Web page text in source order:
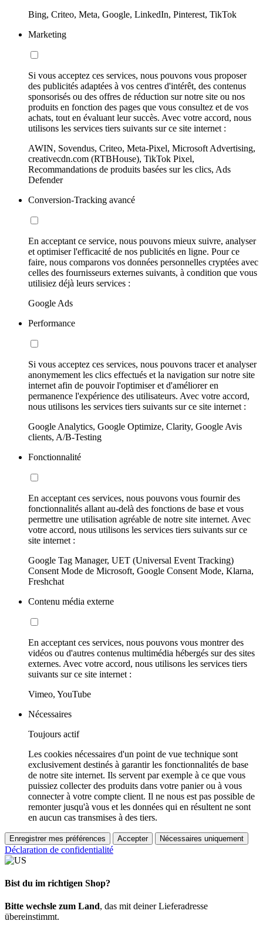
Bing, Criteo, Meta, Google, LinkedIn, Pinterest, TikTok
Marketing
Si vous acceptez ces services, nous pouvons vous proposer
des publicités adaptées à vos centres d'intérêt, des contenus
sponsorisés ou des offres de réduction sur notre site ou nos
produits en fonction des pages que vous consultez et de vos
achats, tout en évaluant leur succès. Avec votre accord, nous
utilisons les services tiers suivants sur ce site internet :
AWIN, Sovendus, Criteo, Meta-Pixel, Microsoft Advertising,
creativecdn.com (RTBHouse), TikTok Pixel,
Recommandations de produits basées sur les clics, Ads
Defender
Conversion-Tracking avancé
En acceptant ce service, nous pouvons mieux suivre, analyser
et optimiser l'efficacité de nos publicités en ligne. Pour ce
faire, nous comparons vos données personnelles cryptées avec
celles des fournisseurs externes suivants, à condition que vous
utilisiez déjà leurs services :
Google Ads
Performance
Si vous acceptez ces services, nous pouvons tracer et analyser
anonymement les clics effectués et la navigation sur notre site
internet afin de pouvoir l'optimiser et d'améliorer en
permanence l'expérience des utilisateurs. Avec votre accord,
nous utilisons les services tiers suivants sur ce site internet :
Google Analytics, Google Optimize, Clarity, Google Avis
clients, A/B-Testing
Fonctionnalité
En acceptant ces services, nous pouvons vous fournir des
fonctionnalités allant au-delà des fonctions de base et vous
permettre une utilisation agréable de notre site internet. Avec
votre accord, nous utilisons les services tiers suivants sur ce
site internet :
Google Tag Manager, UET (Universal Event Tracking)
Consent Mode de Microsoft, Google Consent Mode, Klarna,
Freshchat
Contenu média externe
En acceptant ces services, nous pouvons vous montrer des
vidéos ou d'autres contenus multimédia hébergés sur des sites
externes. Avec votre accord, nous utilisons les services tiers
suivants sur ce site internet :
Vimeo, YouTube
Nécessaires
Toujours actif
Les cookies nécessaires d'un point de vue technique sont
exclusivement destinés à garantir les fonctionnalités de base
de notre site internet. Ils servent par exemple à ce que vous
puissiez collecter des produits dans votre panier ou à vous
connecter à votre compte client. Il ne nous est pas possible de
remonter jusqu'à vous et les données qui en résultent ne sont
en aucun cas transmises à des tiers.
Enregistrer mes préférences Accepter Nécessaires uniquement
Déclaration de confidentialité
Bist du im richtigen Shop?
Bitte wechsle zum Land, das mit deiner Lieferadresse
übereinstimmt.